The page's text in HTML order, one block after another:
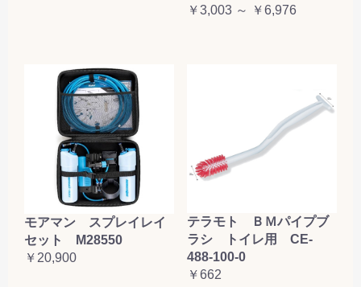
￥3,003 ～ ￥6,976
モアマン スプレイレイ
セット M28550
￥20,900
テラモト ＢＭパイプブ
ラシ トイレ用 CE-
488-100-0
￥662